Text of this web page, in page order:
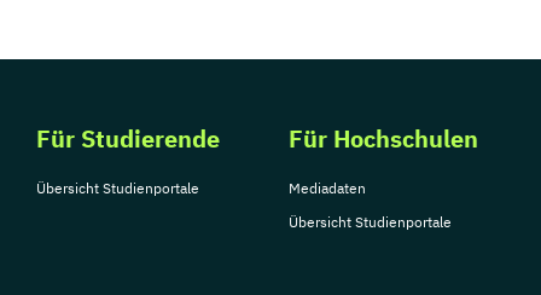
Für Studierende
Übersicht Studienportale
Für Hochschulen
Mediadaten
Übersicht Studienportale